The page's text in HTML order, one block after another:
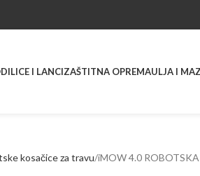
I LANCIZAŠTITNA OPREMAULJA I
kosačice za travu iMOW 4.0